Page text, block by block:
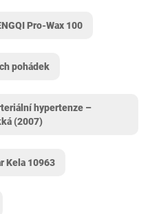
Pro-Wax 100
pohádek
hypertenze –
(2007)
Kela 10963